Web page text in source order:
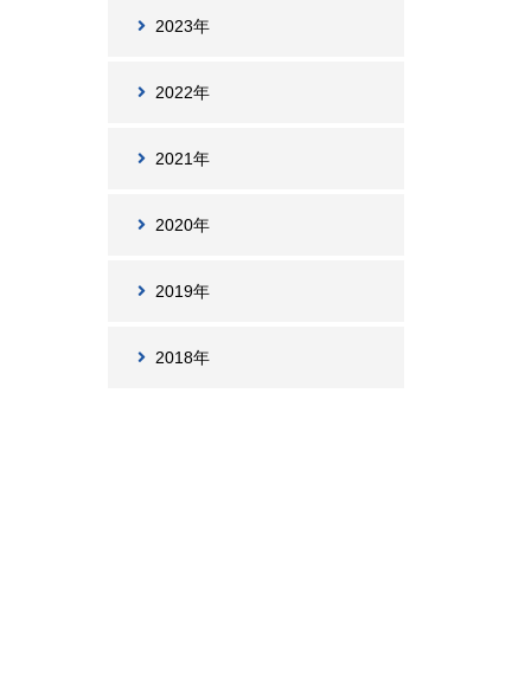
2023年
2022年
2021年
2020年
2019年
2018年